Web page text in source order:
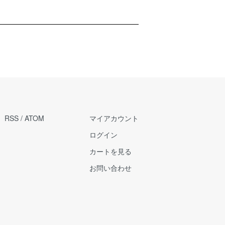
RSS / ATOM
マイアカウント
ログイン
カートを見る
お問い合わせ